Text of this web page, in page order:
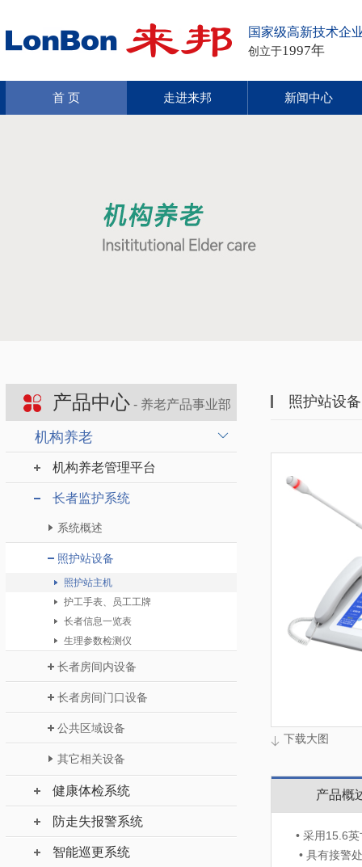
国家级高新技术企
创立于1997年
首 页 走进来邦 新闻中心
产品中心 - 养老产品事业部
机构养老
机构养老管理平台
长者监护系统
系统概述
照护站设备
照护站主机
护工手表、员工工牌
长者信息一览表
生理参数检测仪
长者房间内设备
长者房间门口设备
公共区域设备
其它相关设备
健康体检系统
防走失报警系统
智能巡更系统
照护站设
下载大图
产品概
• 采用15.6
• 具有接警